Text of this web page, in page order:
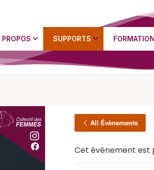
PROPOS SUPPORTS
All Évènements
Cet évènement est